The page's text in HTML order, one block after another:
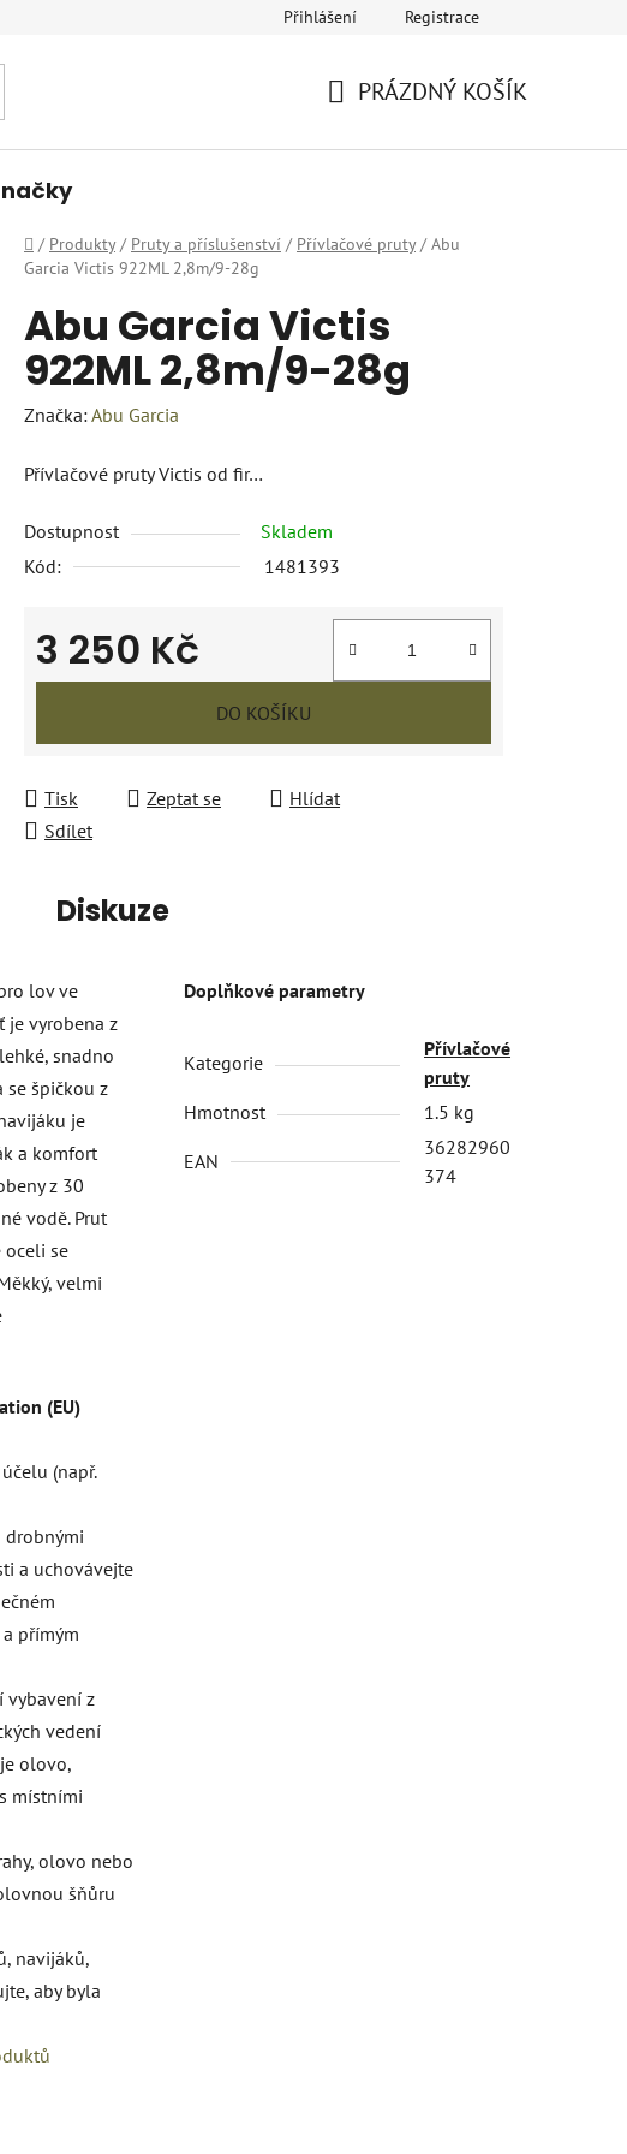
Provozovatel a fakturační údaje
Přihlášení Registrace
PRÁZDNÝ KOŠÍK
Domů
/ Produkty / Pruty a příslušenství / Přívlačové pruty / Abu
Garcia Victis 922ML 2,8m/9-28g
Abu Garcia Victis
922ML 2,8m/9-28g
Značka:Abu Garcia
Přívlačové pruty Victis od fir…
Dostupnost
Skladem
Kód:
1481393
3 250 Kč
Měrná cena:
DO KOŠÍKU
Tisk Zeptat se
Hlídat
Sdílet
Diskuze
lov ve
je vyrobena z
snadno
špičkou z
je
a komfort
z 30
vodě. Prut
oceli se
velmi
(EU)
(např.
drobnými
a uchovávejte
přímým
vybavení z
vedení
olovo,
místními
olovo nebo
šňůru
navijáků,
aby byla
Doplňkové parametry
Kategorie
Přívlačové
pruty
Hmotnost
1.5 kg
EAN
36282960
374